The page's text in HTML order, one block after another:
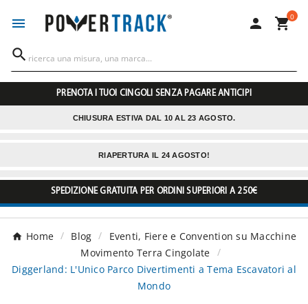
  0

PRENOTA I TUOI CINGOLI SENZA PAGARE ANTICIPI
CHIUSURA ESTIVA DAL 10 AL 23 AGOSTO.
RIAPERTURA IL 24 AGOSTO!
SPEDIZIONE GRATUITA PER ORDINI SUPERIORI A 250€
Home Blog
Eventi, Fiere e Convention su Macchine
Movimento Terra Cingolate
Diggerland: L'Unico Parco Divertimenti a Tema Escavatori al
Mondo